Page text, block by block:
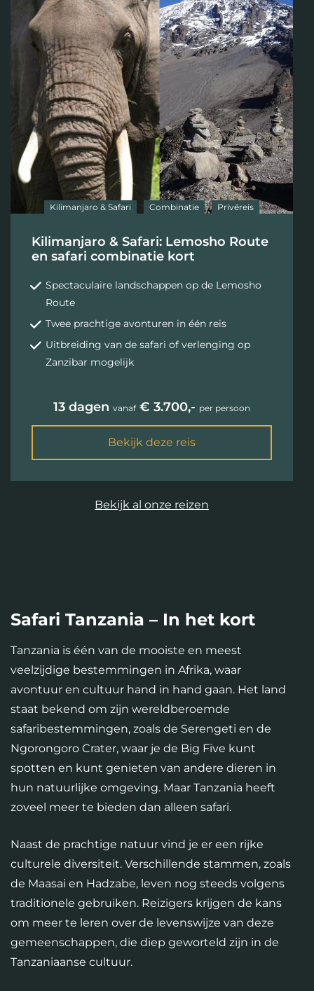
Kilimanjaro & Safari Combinatie Privéreis
Kilimanjaro & Safari: Lemosho Route
en safari combinatie kort
Spectaculaire landschappen op de Lemosho
Route
Twee prachtige avonturen in één reis
Uitbreiding van de safari of verlenging op
Zanzibar mogelijk
13 dagen vanaf€ 3.700,- per persoon
Bekijk deze reis
Bekijk al onze reizen
Safari Tanzania – In het kort
Tanzania is één van de mooiste en meest
veelzijdige bestemmingen in Afrika, waar
avontuur en cultuur hand in hand gaan. Het land
staat bekend om zijn wereldberoemde
safaribestemmingen, zoals de Serengeti en de
Ngorongoro Crater, waar je de Big Five kunt
spotten en kunt genieten van andere dieren in
hun natuurlijke omgeving. Maar Tanzania heeft
zoveel meer te bieden dan alleen safari.
Naast de prachtige natuur vind je er een rijke
culturele diversiteit. Verschillende stammen, zoals
de Maasai en Hadzabe, leven nog steeds volgens
traditionele gebruiken. Reizigers krijgen de kans
om meer te leren over de levenswijze van deze
gemeenschappen, die diep geworteld zijn in de
Tanzaniaanse cultuur.